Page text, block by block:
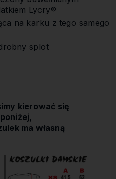
Lycry®
na karku z tego samego
splot
kierować się
ma własną